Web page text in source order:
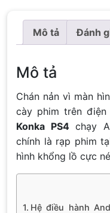
Mô tả Đánh
Mô tả
Chán nản vì màn
cày phim trên điện
Konka PS4chạy
chính là rạp phim
hình khổng lồ cực
Hệ điều hành